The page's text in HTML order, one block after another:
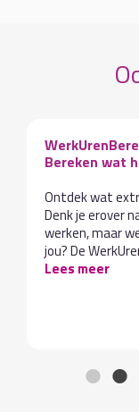
Bereken wat
Ontdek wat
Denk je erover
werken, maar
jou? De
Lees meer